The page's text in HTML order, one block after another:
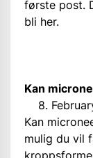
første post.
bli her.
Kan
8.
Kan
mulig du vil